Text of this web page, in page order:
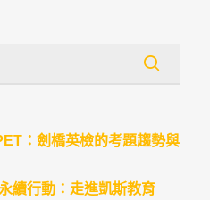
：劍橋英檢的考題趨勢與
續行動：走進凱斯教育